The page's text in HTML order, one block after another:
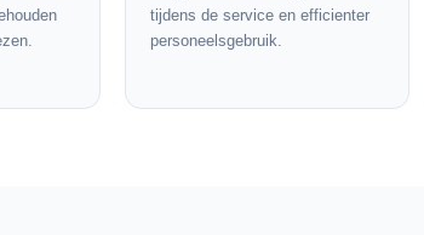
tijdens de service en efficienter
personeelsgebruik.